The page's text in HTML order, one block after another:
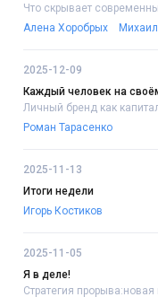
Что скрывает
Алена Хоробрых
2025-12-09
Каждый человек на
Личный бренд как
Роман Тарасенко
2025-11-13
Итоги недели
Игорь Костиков
2025-11-05
Я в деле!
Стратегия прорыва:новая